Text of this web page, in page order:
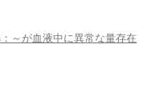
～が血液中に異常な量存在